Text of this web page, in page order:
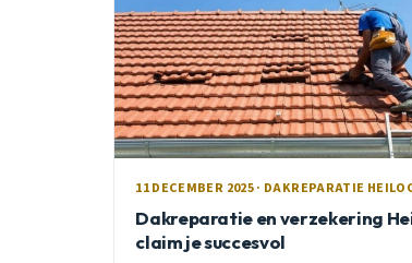
11 DECEMBER 2025 · DAKREPARATIE
Dakreparatie en verzekering
claim je succesvol